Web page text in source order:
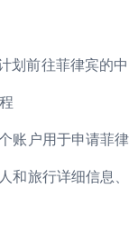
划前往菲律宾的
账户用于申请菲
和旅行详细信息